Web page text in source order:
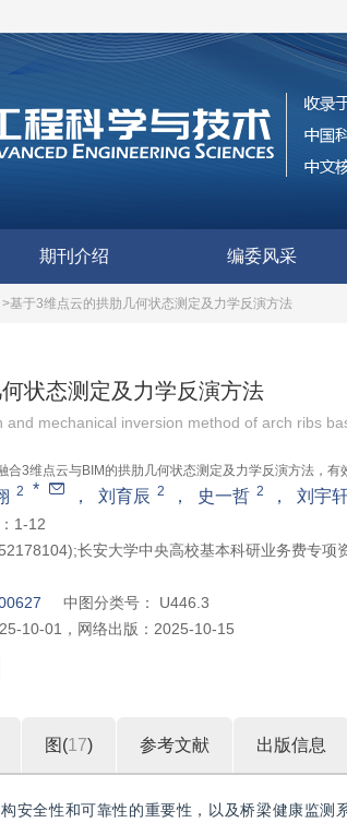
期刊介绍 编委风采
>基于3维点云的拱肋几何状态测定及力学反演方法
状态测定及力学反演方法
mechanical inversion method of arch ribs
合3维点云与BIM的拱肋几何状态测定及力学反演方法，
2 * ， 刘育辰 2 ， 史一哲 2 ， 刘宇
1-12
长安大学中央高校基本科研业务费专
中图分类号：
U446.3
10-01 ， 网络出版： 2025-10-15
图(17) 参考文献 出版信息
安全性和可靠性的重要性，以及桥梁健康监